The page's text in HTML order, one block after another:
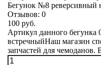
Бегунок №8 реверсивный
Отзывов: 0
100 руб.
Артикул данного
встречныйНаш магазин
запчастей для чемоданов.